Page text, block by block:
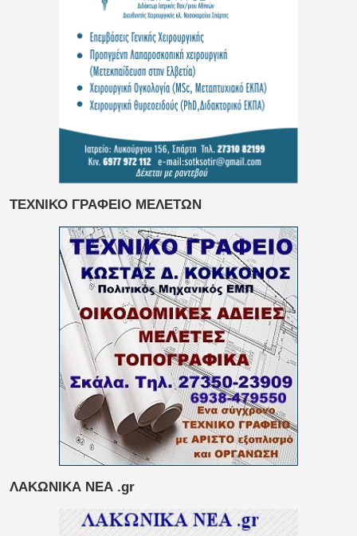
ΤΕΧΝΙΚΟ ΓΡΑΦΕΙΟ ΜΕΛΕΤΩΝ
ΛΑΚΩΝΙΚΑ ΝΕΑ .gr